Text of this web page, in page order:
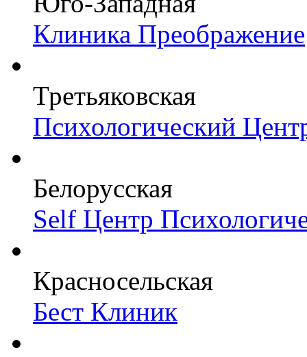
Клиника Преображение
Третьяковская
Психологический
Белорусская
Self Центр
Красносельская
Бест Клиник